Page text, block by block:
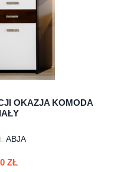
OKAZJA KOMODA
ABJA
ZŁ